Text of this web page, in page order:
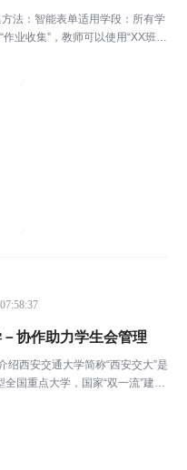
法：智能表单适用学段：所有学
业收集”，教师可以使用“XX班级
协作助力学生会管理
绍西安交通大学简称“西安交大”是
国重点大学，国家“双一流”建设